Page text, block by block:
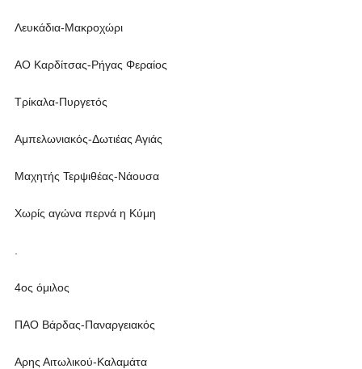
Λευκάδια-Μακροχώρι
ΑΟ Καρδίτσας-Ρήγας Φεραίος
Τρίκαλα-Πυργετός
Αμπελωνιακός-Δωτιέας Αγιάς
Μαχητής Τερψιθέας-Νάουσα
Χωρίς αγώνα περνά η Κύμη
4ος όμιλος
ΠΑΟ Βάρδας-Παναργειακός
Αρης Αιτωλικού-Καλαμάτα